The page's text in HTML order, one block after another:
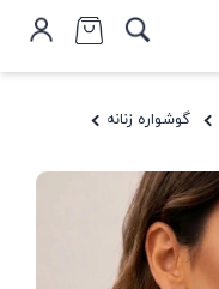
گوشواره زنانه